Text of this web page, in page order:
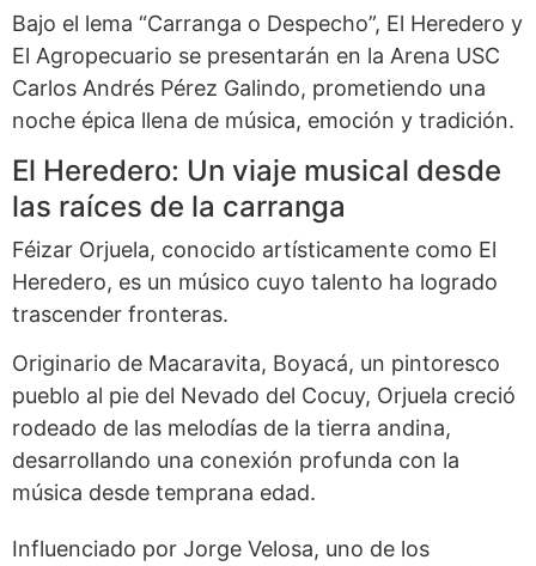
Bajo el lema “Carranga o Despecho”, El Heredero y
El Agropecuario se presentarán en la Arena USC
Carlos Andrés Pérez Galindo, prometiendo una
noche épica llena de música, emoción y tradición.
El Heredero: Un viaje musical desde
las raíces de la carranga
Féizar Orjuela, conocido artísticamente como El
Heredero, es un músico cuyo talento ha logrado
trascender fronteras.
Originario de Macaravita, Boyacá, un pintoresco
pueblo al pie del Nevado del Cocuy, Orjuela creció
rodeado de las melodías de la tierra andina,
desarrollando una conexión profunda con la
música desde temprana edad.
Influenciado por Jorge Velosa, uno de los